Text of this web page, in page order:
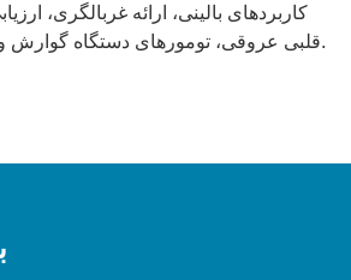
کاربردهای بالینی، ارائه غربالگری،
قلبی عروقی، تومورهای دستگاه گوارش و فلج مغزی تمرکز دارد.